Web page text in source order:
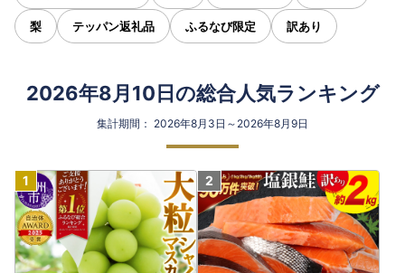
梨 テッパン返礼品 ふるなび限定 訳あり
2026年8月10日の総合人気ランキング
集計期間： 2026年8月3日～2026年8月9日